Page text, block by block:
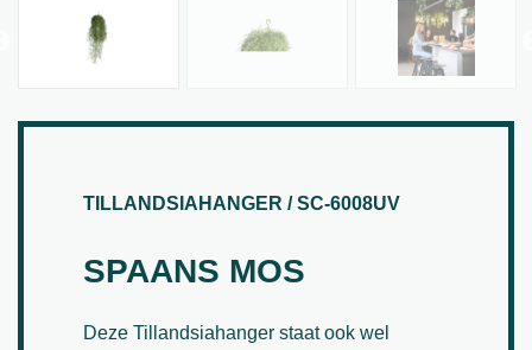
TILLANDSIAHANGER / SC-6008UV
SPAANS MOS
Deze Tillandsiahanger staat ook wel